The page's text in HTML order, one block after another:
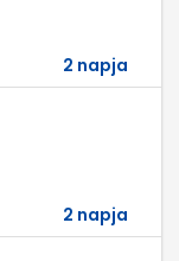
2 napja
2 napja